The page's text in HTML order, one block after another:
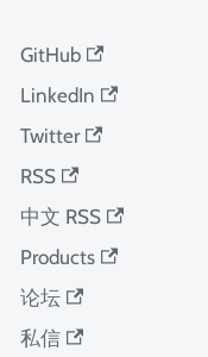
GitHub
LinkedIn
Twitter
RSS
中文 RSS
Products
论坛
私信